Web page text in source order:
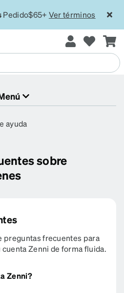
Pedido$65+ Ver términos
ayuda
sobre
preguntas frecuentes para
Zenni de forma fluida.
Zenni?